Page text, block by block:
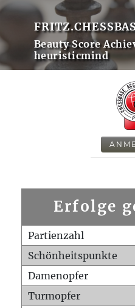
Beauty Score
heuristicmind
Erfolge
Partienzahl
Schönheitspunkte
Damenopfer
Turmopfer